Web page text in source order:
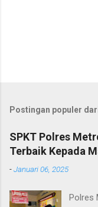
Postingan populer
SPKT Polres
Terbaik Kepada
-Januari 06, 2025
Polres